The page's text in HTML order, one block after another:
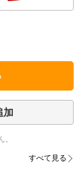
加
すべて見る